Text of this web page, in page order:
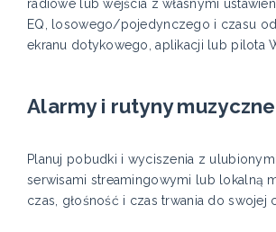
radiowe lub wejścia z własnymi
EQ, losowego/pojedynczego i czasu
ekranu dotykowego, aplikacji lub pilota
Alarmy i rutyny muzyczne
Planuj pobudki i wyciszenia z
serwisami streamingowymi lub lokalną
czas, głośność i czas trwania do swojej